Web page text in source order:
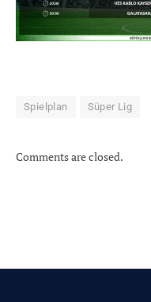
Spielplan Süper Lig
Comments are closed.